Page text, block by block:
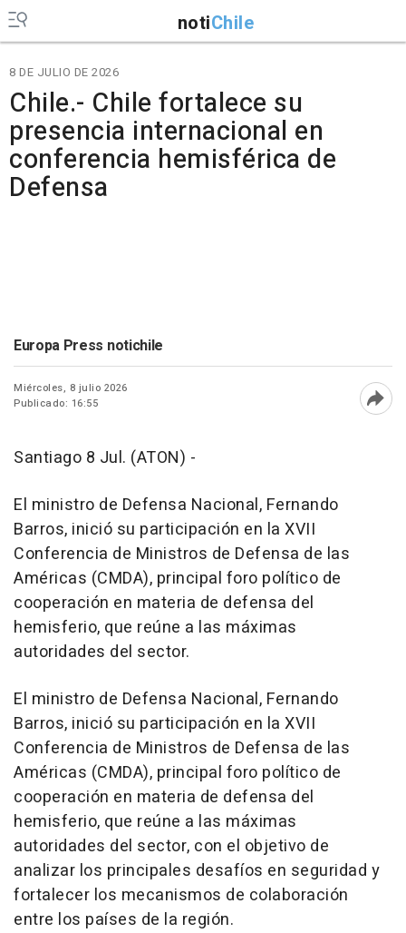
notiChile
8 DE JULIO DE 2026
Chile.- Chile fortalece su
presencia internacional en
conferencia hemisférica de
Defensa
Europa Press notichile
Miércoles, 8 julio 2026
Publicado: 16:55
Santiago 8 Jul. (ATON) -
El ministro de Defensa Nacional, Fernando
Barros, inició su participación en la XVII
Conferencia de Ministros de Defensa de las
Américas (CMDA), principal foro político de
cooperación en materia de defensa del
hemisferio, que reúne a las máximas
autoridades del sector.
El ministro de Defensa Nacional, Fernando
Barros, inició su participación en la XVII
Conferencia de Ministros de Defensa de las
Américas (CMDA), principal foro político de
cooperación en materia de defensa del
hemisferio, que reúne a las máximas
autoridades del sector, con el objetivo de
analizar los principales desafíos en seguridad y
fortalecer los mecanismos de colaboración
entre los países de la región.